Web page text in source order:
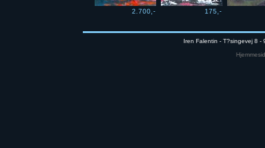
2.700,- 175,-
Iren Falentin - T?singevej 8